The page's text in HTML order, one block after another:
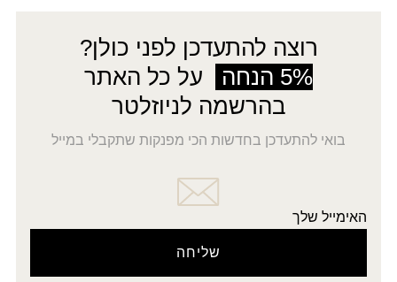
רוצה להתעדכן לפני כולן?
5% הנחה
על כל האתר
בהרשמה לניוזלטר
בואי להתעדכן בחדשות הכי מפנקות שתקבלי במייל
האימייל שלך